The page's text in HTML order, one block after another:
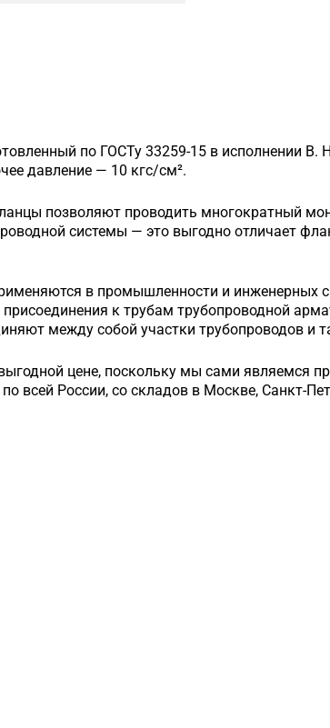
по ГОСТу 33259-15 в исполнении
давление — 10 кгс/см².
позволяют проводить многократный
системы — это выгодно отличает
в промышленности и инженерных
к трубам трубопроводной
между собой участки трубопроводов и
цене, поскольку мы сами являемся
всей России, со складов в Москве, Санкт-